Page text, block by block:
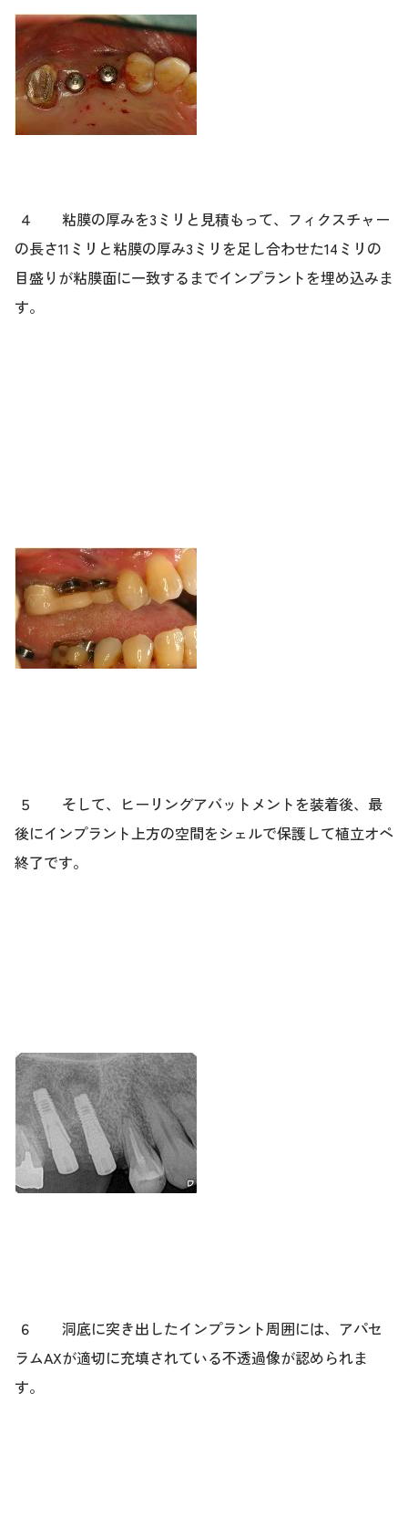
４ 粘膜の厚みを3ミリと見積もって、フィクスチャー
の長さ11ミリと粘膜の厚み3ミリを足し合わせた14ミリの
目盛りが粘膜面に一致するまでインプラントを埋め込みま
す。
５ そして、ヒーリングアバットメントを装着後、最
後にインプラント上方の空間をシェルで保護して植立オペ
終了です。
６ 洞底に突き出したインプラント周囲には、アパセ
ラムAXが適切に充填されている不透過像が認められま
す。